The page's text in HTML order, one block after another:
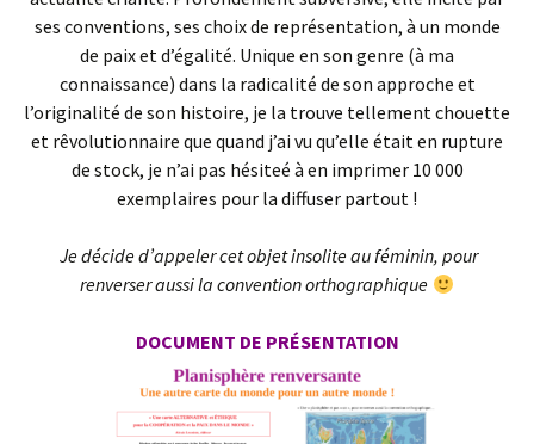
ses conventions, ses choix de représentation, à un monde
de paix et d’égalité. Unique en son genre (à ma
connaissance) dans la radicalité de son approche et
l’originalité de son histoire, je la trouve tellement chouette
et rêvolutionnaire que quand j’ai vu qu’elle était en rupture
de stock, je n’ai pas hésiteé à en imprimer 10 000
exemplaires pour la diffuser partout !
Je décide d’appeler cet objet insolite au féminin, pour
renverser aussi la convention orthographique
DOCUMENT DE PRÉSENTATION